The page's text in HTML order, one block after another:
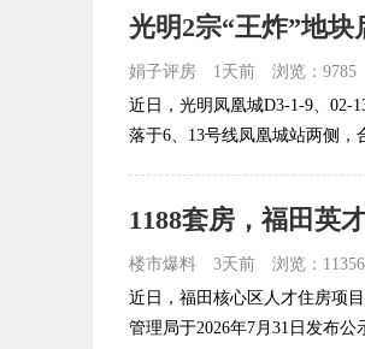
娟子评房 1天前
浏览：9785
近日，光明凤凰城D3-1-9、02-
落于6、13号线凤凰城站两侧，
1188套房，福田英
楼市爆料 3天前
浏览：11356
近日，福田核心区人才住房项
管理局于2026年7月31日发布